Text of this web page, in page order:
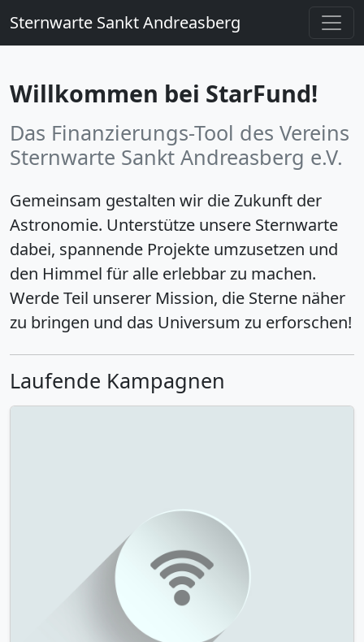
Sternwarte Sankt Andreasberg
Willkommen bei StarFund!
Das Finanzierungs-Tool des Vereins
Sternwarte Sankt Andreasberg e.V.
Gemeinsam gestalten wir die Zukunft der
Astronomie. Unterstütze unsere Sternwarte
dabei, spannende Projekte umzusetzen und
den Himmel für alle erlebbar zu machen.
Werde Teil unserer Mission, die Sterne näher
zu bringen und das Universum zu erforschen!
Laufende Kampagnen